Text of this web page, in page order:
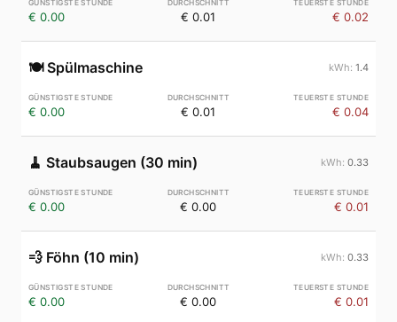
€ 0.00 € 0.01 € 0.02
🍽️ Spülmaschine 1.4
€ 0.00 € 0.01 € 0.04
🧹 Staubsaugen (30 min) 0.33
€ 0.00 € 0.00 € 0.01
💨 Föhn (10 min) 0.33
€ 0.00 € 0.00 € 0.01